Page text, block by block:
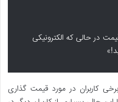
در حالی که الکترونیکی
کاربران در مورد قیمت گذاری